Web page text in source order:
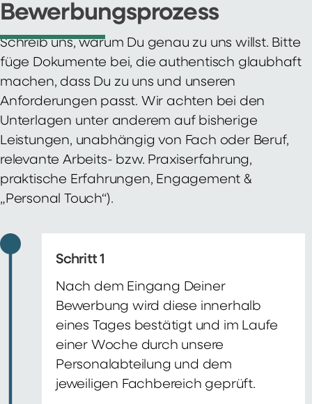
Bewerbungsprozess
Schreib uns, warum Du genau zu uns willst. Bitte
füge Dokumente bei, die authentisch glaubhaft
machen, dass Du zu uns und unseren
Anforderungen passt. Wir achten bei den
Unterlagen unter anderem auf bisherige
Leistungen, unabhängig von Fach oder Beruf,
relevante Arbeits- bzw. Praxiserfahrung,
praktische Erfahrungen, Engagement &
„Personal Touch“).
Schritt 1
Nach dem Eingang Deiner
Bewerbung wird diese innerhalb
eines Tages bestätigt und im Laufe
einer Woche durch unsere
Personalabteilung und dem
jeweiligen Fachbereich geprüft.